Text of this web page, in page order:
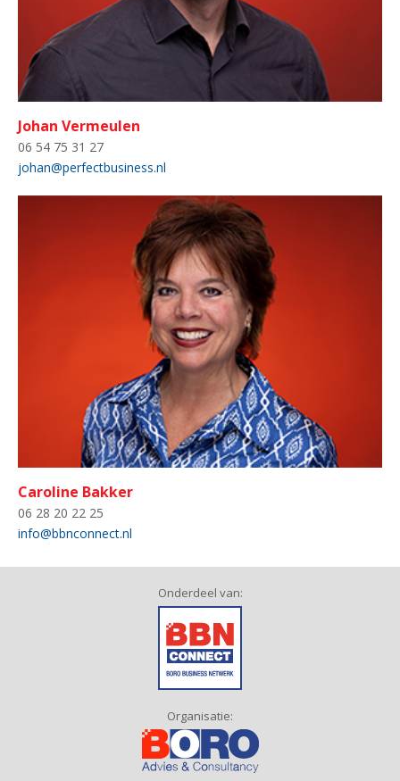
Johan Vermeulen
06 54 75 31 27
johan@perfectbusiness.nl
Caroline Bakker
06 28 20 22 25
info@bbnconnect.nl
Onderdeel van:
Organisatie: